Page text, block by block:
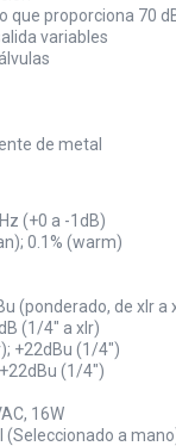
que proporciona 70
variables
de metal
(+0 a -1dB)
0.1% (warm)
(ponderado, de xlr a
(1/4" a xlr)
+22dBu (1/4")
(1/4")
16W
(Seleccionado a